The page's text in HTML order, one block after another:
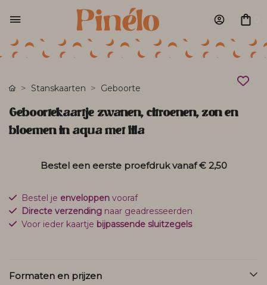
Stanskaarten Geboorte
Geboortekaartje zwanen, citroenen, zon en
bloemen in aqua met lila
Bestel een eerste proefdruk vanaf€ 2,50
Bestel je enveloppen vooraf
Directe verzending naar geadresseerden
Voor ieder kaartje bijpassende sluitzegels
Formaten en prijzen